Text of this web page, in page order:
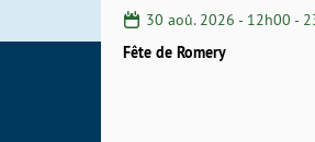
30 aoû. 2026 - 12h00 -
Fête de Romery